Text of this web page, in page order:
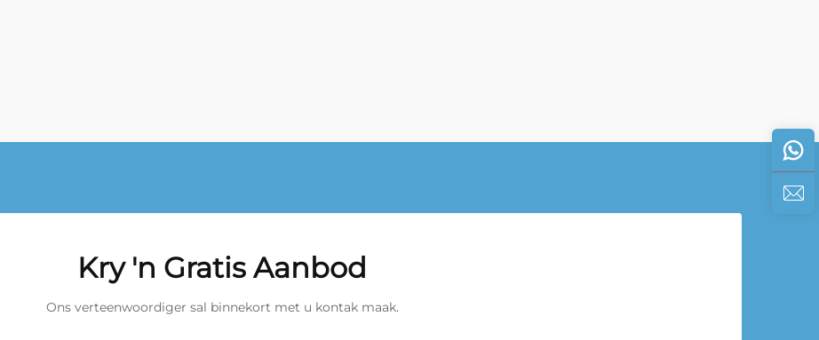
Kry 'n Gratis Aanbod
Ons verteenwoordiger sal binnekort met u kontak maak.